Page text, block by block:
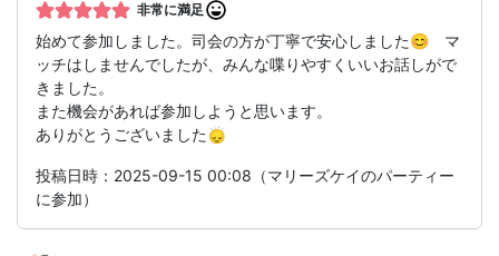
非常に満足
始めて参加しました。司会の方が丁寧で安心しました😊 マ
ッチはしませんでしたが、みんな喋りやすくいいお話しがで
きました。
また機会があれば参加しようと思います。
ありがとうございました🙂‍↕️
投稿日時：2025-09-15 00:08（マリーズケイのパーティー
に参加）